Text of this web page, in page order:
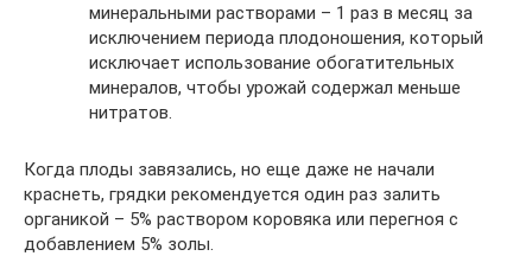
минеральными растворами – 1 раз в месяц за
исключением периода плодоношения, который
исключает использование обогатительных
минералов, чтобы урожай содержал меньше
нитратов.
Когда плоды завязались, но еще даже не начали
краснеть, грядки рекомендуется один раз залить
органикой – 5% раствором коровяка или перегноя с
добавлением 5% золы.